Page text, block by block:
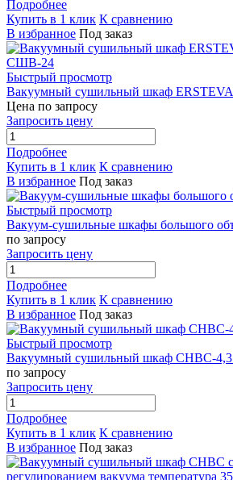
Подробнее
Купить в 1 клик К сравнению
В избранное Под заказ
Быстрый просмотр
Вакуумный сушильный шкаф
Цена по запросу
Запросить цену
Подробнее
Купить в 1 клик К сравнению
В избранное Под заказ
Быстрый просмотр
Вакуум-сушильные шкафы большого
по запросу
Запросить цену
Подробнее
Купить в 1 клик К сравнению
В избранное Под заказ
Быстрый просмотр
Вакуумный сушильный шкаф СНВС-
по запросу
Запросить цену
Подробнее
Купить в 1 клик К сравнению
В избранное Под заказ